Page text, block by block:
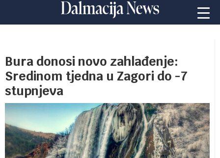
Bura donosi novo zahlađenje:
Sredinom tjedna u Zagori do -7
stupnjeva